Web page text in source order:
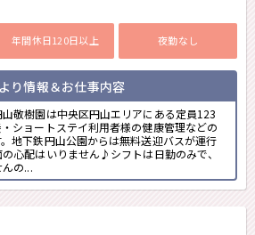
年間休日120日以上 夜勤なし
り情報＆お仕事内容
敬樹園は中央区円山エリアにある定員123
ショートステイ利用者様の健康管理などの
地下鉄円山公園からは無料送迎バスが運行
心配はいりません♪シフトは日勤のみで、
の...